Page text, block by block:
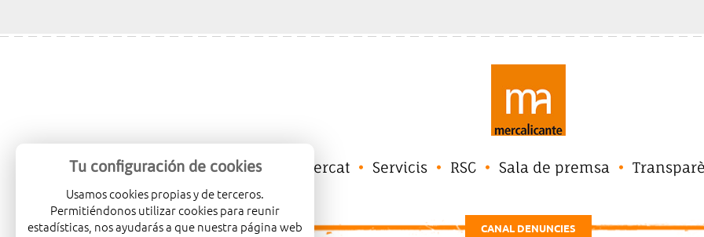
Mercalicante Empreses Mercat Servicis RSC Sala de premsa
CANAL DENUNCIES
Tu configuración de cookies
Usamos cookies propias y de terceros.
Permitiéndonos utilizar cookies para reunir
estadísticas, nos ayudarás a que nuestra página web